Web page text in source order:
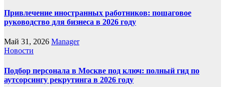
Привлечение иностранных работников: пошаговое
руководство для бизнеса в 2026 году
Май 31, 2026 Manager
Новости
Подбор персонала в Москве под ключ: полный гид по
аутсорсингу рекрутинга в 2026 году